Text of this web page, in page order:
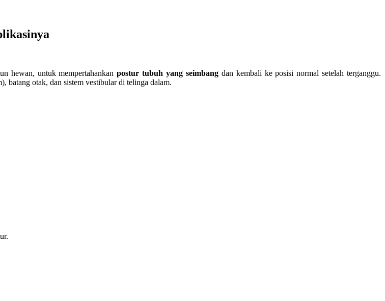
hewan, untuk mempertahankanpostur tubuh yang seimbangdan kembali ke posisi normal setelah terganggu.
batang otak, dan sistem vestibular di telinga dalam.